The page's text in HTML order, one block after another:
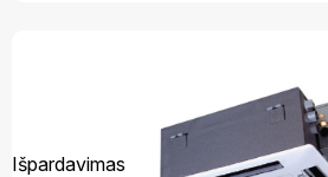
Išpardavimas